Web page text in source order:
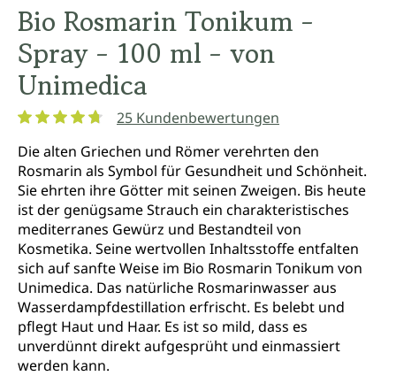
Bio Rosmarin Tonikum -
Spray - 100 ml - von
Unimedica
25 Kundenbewertungen
Die alten Griechen und Römer verehrten den
Rosmarin als Symbol für Gesundheit und Schönheit.
Sie ehrten ihre Götter mit seinen Zweigen. Bis heute
ist der genügsame Strauch ein charakteristisches
mediterranes Gewürz und Bestandteil von
Kosmetika. Seine wertvollen Inhaltsstoffe entfalten
sich auf sanfte Weise im Bio Rosmarin Tonikum von
Unimedica. Das natürliche Rosmarinwasser aus
Wasserdampfdestillation erfrischt. Es belebt und
pflegt Haut und Haar. Es ist so mild, dass es
unverdünnt direkt aufgesprüht und einmassiert
werden kann.